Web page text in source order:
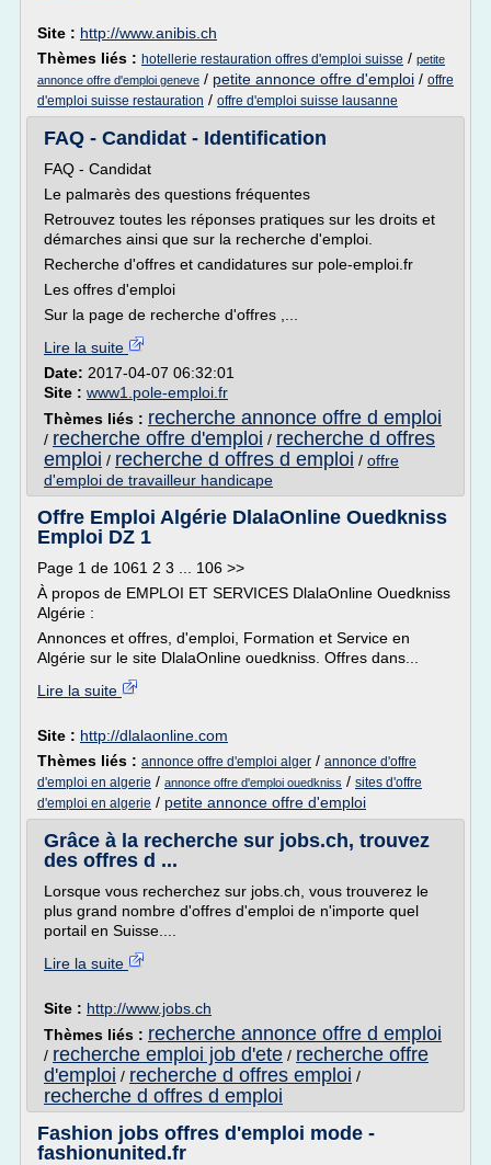
Site : http://www.anibis.ch
Thèmes liés : hotellerie restauration offres d'emploi suisse / petite
annonce offre d'emploi geneve / petite annonce offre d'emploi / offre
d'emploi suisse restauration / offre d'emploi suisse lausanne
FAQ - Candidat - Identification
FAQ - Candidat
Le palmarès des questions fréquentes
Retrouvez toutes les réponses pratiques sur les droits et
démarches ainsi que sur la recherche d'emploi.
Recherche d'offres et candidatures sur pole-emploi.fr
Les offres d'emploi
Sur la page de recherche d'offres ,...
Lire la suite
Date: 2017-04-07 06:32:01
Site : www1.pole-emploi.fr
Thèmes liés : recherche annonce offre d emploi
/ recherche offre d'emploi / recherche d offres
emploi / recherche d offres d emploi / offre
d'emploi de travailleur handicape
Offre Emploi Algérie DlalaOnline Ouedkniss
Emploi DZ 1
Page 1 de 1061 2 3 ... 106 >>
À propos de EMPLOI ET SERVICES DlalaOnline Ouedkniss
Algérie :
Annonces et offres, d'emploi, Formation et Service en
Algérie sur le site DlalaOnline ouedkniss. Offres dans...
Lire la suite
Site : http://dlalaonline.com
Thèmes liés : annonce offre d'emploi alger / annonce d'offre
d'emploi en algerie / annonce offre d'emploi ouedkniss / sites d'offre
d'emploi en algerie / petite annonce offre d'emploi
Grâce à la recherche sur jobs.ch, trouvez
des offres d ...
Lorsque vous recherchez sur jobs.ch, vous trouverez le
plus grand nombre d'offres d'emploi de n'importe quel
portail en Suisse....
Lire la suite
Site : http://www.jobs.ch
Thèmes liés : recherche annonce offre d emploi
/ recherche emploi job d'ete / recherche offre
d'emploi / recherche d offres emploi /
recherche d offres d emploi
Fashion jobs offres d'emploi mode -
fashionunited.fr